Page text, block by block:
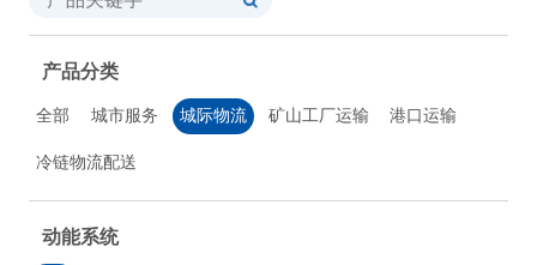
产品分类
全部 城市服务 城际物流 矿山工厂运输 港口运输
冷链物流配送
动能系统